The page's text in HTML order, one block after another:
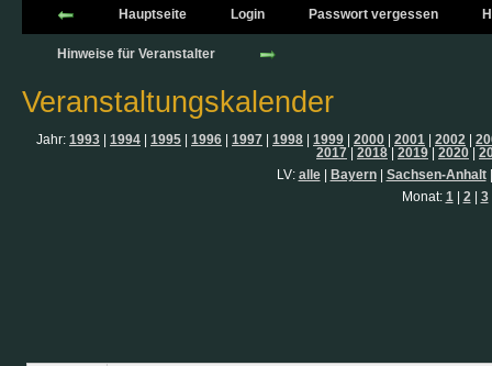
Hauptseite Login Passwort vergessen
Hinweise für Veranstalter
Veranstaltungskalender
Jahr: 1993 1994 1995 1996 1997 1998 1999 2000 2001 2002
2017
2018 2019 2020
LV: alle| Bayern| Sachsen-Anhalt
Monat: 1 2 3